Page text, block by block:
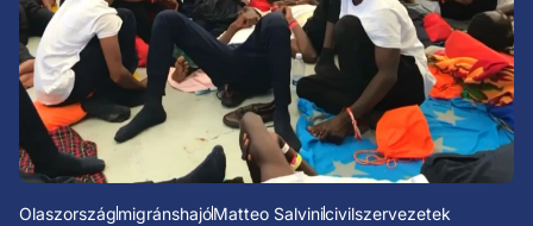
OlaszországmigránshajóMatteo Salvinicivilszervezetek